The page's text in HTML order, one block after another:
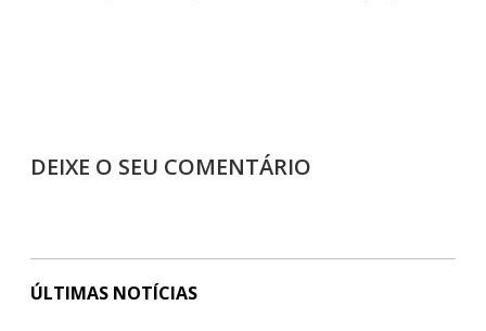
DEIXE O SEU COMENTÁRIO
ÚLTIMAS NOTÍCIAS